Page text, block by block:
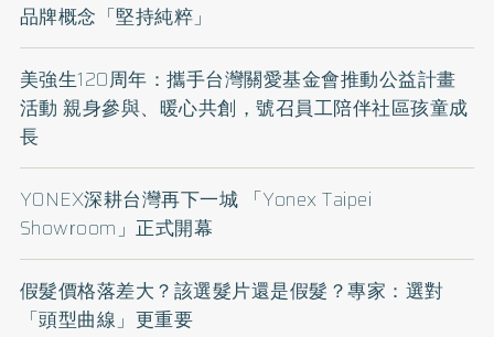
品牌概念「堅持純粹」
美強生120周年：攜手台灣關愛基金會推動公益計畫
活動 親身參與、暖心共創，號召員工陪伴社區孩童成
長
YONEX深耕台灣再下一城 「Yonex Taipei
Showroom」正式開幕
假髮價格落差大？該選髮片還是假髮？專家：選對
「頭型曲線」更重要